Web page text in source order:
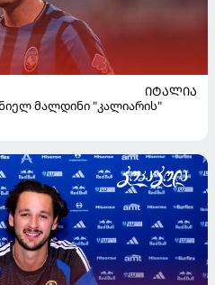
ᲘᲢᲐᲚᲘᲐ
მალდინი "კალიარის"